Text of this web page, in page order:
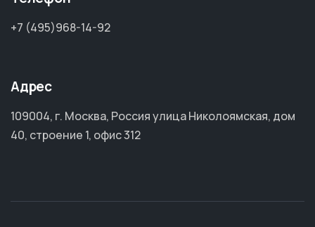
+7 (495)968-14-92
Адрес
109004, г. Москва, Россия улица Николоямская, дом
40, строение 1, офис 312